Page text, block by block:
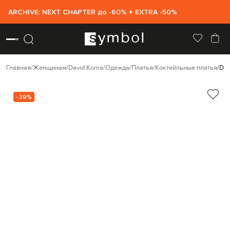
ARCHIVE: NEXT CHAPTER до -60% + EXTRA -50%
Главная Женщинам David Koma Одежда Платья Коктейльные платья
- 39%